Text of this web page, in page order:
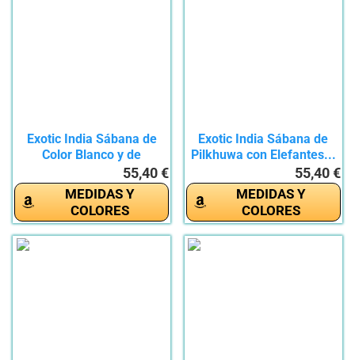
Exotic India Sábana de
Color Blanco y de
Pilkhuwa...55,40 €
MEDIDAS Y
COLORES
Exotic India Sábana de
Pilkhuwa con Elefantes...
55,40 €
MEDIDAS Y
COLORES